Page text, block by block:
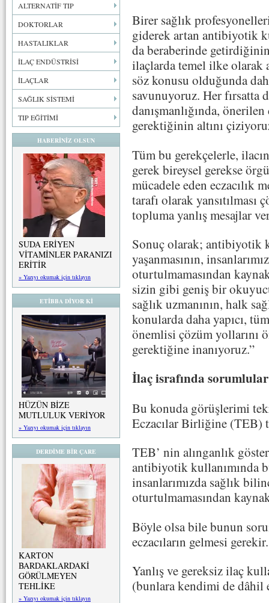
ALTERNATİF TIP
DOKTORLAR
HASTALIKLAR
İLAÇ ENDÜSTRİSİ
İLAÇLAR
SAĞLIK SİSTEMİ
TIP EĞİTİMİ
HABERİNİZ OLSUN
SUDA ERİYEN
VİTAMİNLER PARANIZI
ERİTİR
» Yazıyı okumak için tıklayın
ETİBBA DİYOR Kİ
HÜZÜN BİZE
MUTLULUK VERİYOR
» Yazıyı okumak için tıklayın
DERDİME BİR ÇARE
KARTON
BARDAKLARDAKİ
GÖRÜLMEYEN
TEHLİKE
» Yazıyı okumak için tıklayın
Birer sağlık
giderek artan antibiyotik
da beraberinde
ilaçlarda temel ilke olarak
söz konusu olduğunda
savunuyoruz. Her fırsatta
danışmanlığında,
gerektiğinin altını
Tüm bu gerekçelerle,
gerek bireysel gerekse
mücadele eden eczacılık
tarafı olarak yansıtılması
topluma yanlış mesajlar
Sonuç olarak; antibiyotik
yaşanmasının,
oturtulmamasından
sizin gibi geniş bir
sağlık uzmanının, halk
konularda daha yapıcı,
önemlisi çözüm yollarını
gerektiğine inanıyoruz.”
İlaç israfında
Bu konuda görüşlerimi
Eczacılar Birliğine (TEB)
TEB’ nin alınganlık
antibiyotik kullanımında
insanlarımızda sağlık
oturtulmamasından
Böyle olsa bile bunun
eczacıların gelmesi gerekir.
Yanlış ve gereksiz ilaç
(bunlara kendimi de dâhil